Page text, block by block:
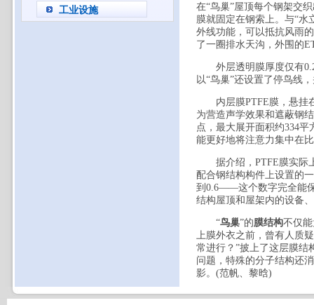
工业设施
在“鸟巢”屋顶每个钢架交
膜就固定在钢索上。与“水
外线功能，可以抵抗风雨
了一圈排水天沟，外围的
外层透明膜厚度仅有
以“鸟巢”还设置了停鸟线
内层膜PTFE膜，悬挂在
为营造声学效果和遮蔽钢
点，最大展开面积约334
能更好地将注意力集中在
据介绍，PTFE膜实际上
配合钢结构构件上设置的
到0.6——这个数字完全能
结构屋顶和屋架内的设备
“鸟巢”的膜结构不仅
上膜外衣之前，曾有人质
常进行？”披上了这层膜结
问题，特殊的分子结构还
影。(范帆、黎晗)